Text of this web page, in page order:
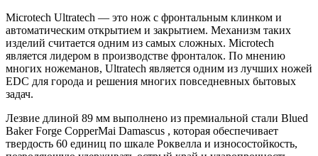
Microtech Ultratech — это нож с фронтальным клинком и
автоматическим открытием и закрытием. Механизм таких
изделий считается одним из самых сложных. Microtech
является лидером в производстве фронталок. По мнению
многих ножеманов, Ultratech является одним из лучших ножей
EDC для города и решения многих повседневных бытовых
задач.
Лезвие длиной 89 мм выполнено из премиальной стали Blued
Baker Forge CopperMai Damascus , которая обеспечивает
твердость 60 единиц по шкале Роквелла и износостойкость,